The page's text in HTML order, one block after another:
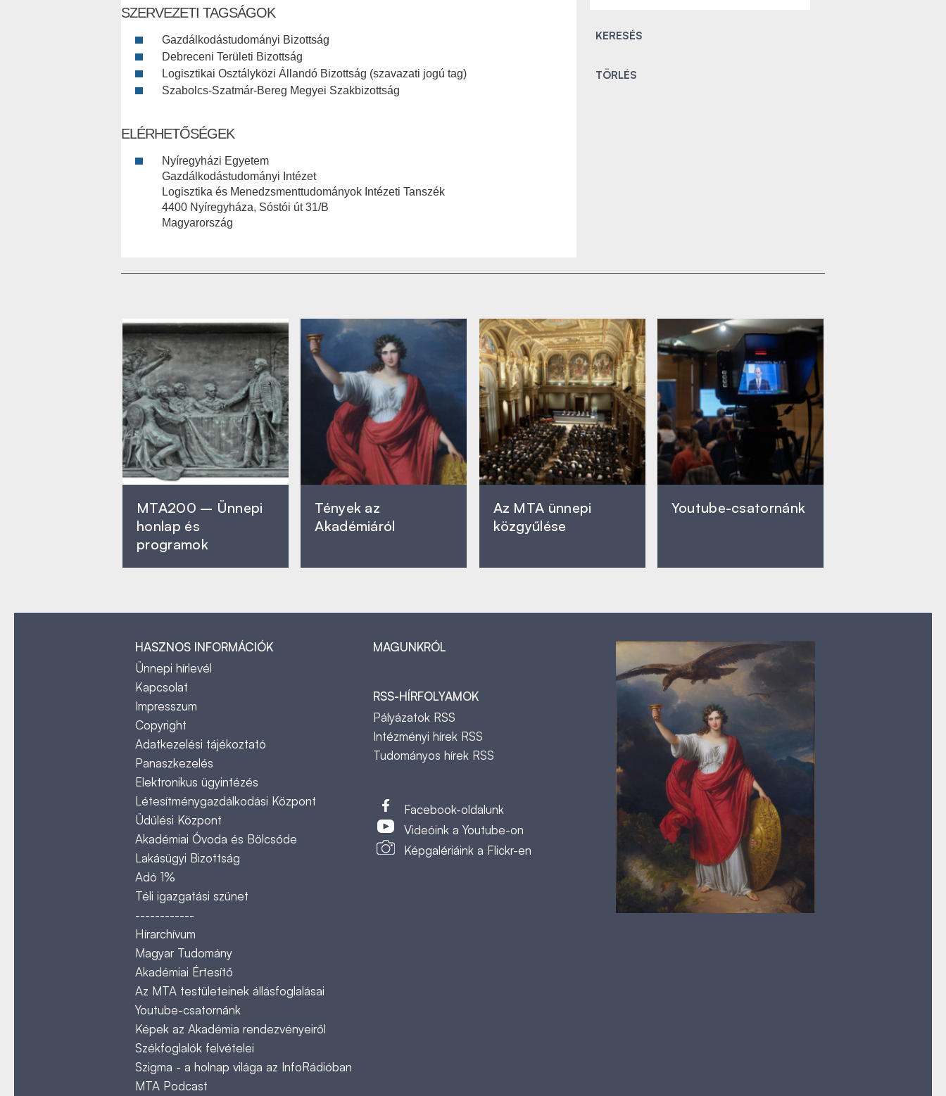
SZERVEZETI TAGSÁGOK
Gazdálkodástudományi Bizottság
Debreceni Területi Bizottság
Logisztikai Osztályközi Állandó Bizottság (szavazati jogú tag)
Szabolcs-Szatmár-Bereg Megyei Szakbizottság
ELÉRHETŐSÉGEK
Nyíregyházi Egyetem
Gazdálkodástudományi Intézet
Logisztika és Menedzsmenttudományok Intézeti Tanszék
4400 Nyíregyháza, Sóstói út 31/B
Magyarország
MTA200 – Ünnepi
honlap és
programok
Tények az
Akadémiáról
Az MTA ünnepi
közgyűlése
Youtube-csatornánk
HASZNOS INFORMÁCIÓK
Ünnepi hírlevél
Kapcsolat
Impresszum
Copyright
Adatkezelési tájékoztató
Panaszkezelés
Elektronikus ügyintézés
Létesítménygazdálkodási Központ
Üdülési Központ
Akadémiai Óvoda és Bölcsőde
Lakásügyi Bizottság
Adó 1%
Téli igazgatási szünet
------------
Hírarchívum
Magyar Tudomány
Akadémiai Értesítő
Az MTA testületeinek állásfoglalásai
Youtube-csatornánk
Képek az Akadémia rendezvényeiről
Székfoglalók felvételei
Szigma - a holnap világa az InfoRádióban
MTA Podcast
MAGUNKRÓL
RSS-HÍRFOLYAMOK
Pályázatok RSS
Intézményi hírek RSS
Tudományos hírek RSS
Facebook-oldalunk
Videóink a Youtube-on
Képgalériáink a Flickr-en